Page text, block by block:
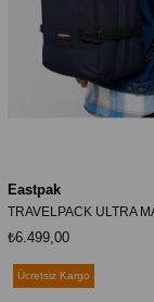
Eastpak
₺6.499,00
Ücretsiz Kargo